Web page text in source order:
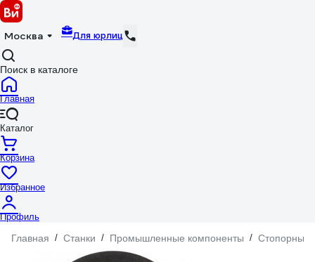
Москва Для юрлиц
Поиск в каталоге
Главная
Каталог
Корзина
Избранное
Профиль
Главная / Станки / Промышленные компоненты / Стопорные